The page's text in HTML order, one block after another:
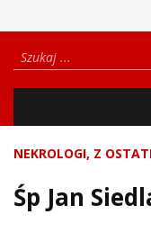
NEKROLOGI, Z
Śp Jan